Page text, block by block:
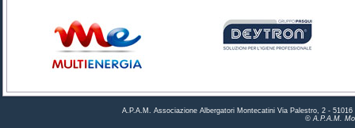
A.P.A.M. Associazione Albergatori Montecatini Via Palestro, 2 -
© A.P.A.M.